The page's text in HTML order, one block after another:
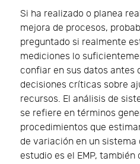
Si ha realizado o planea
mejora de procesos,
preguntado si realmente
mediciones lo
confiar en sus datos antes
decisiones críticas sobre
recursos. El análisis de
se refiere en términos
procedimientos que
de variación en un sistema
estudio es el EMP,